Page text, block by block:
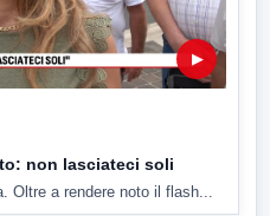
▶
non lasciateci soli
Oltre a rendere noto il flash...